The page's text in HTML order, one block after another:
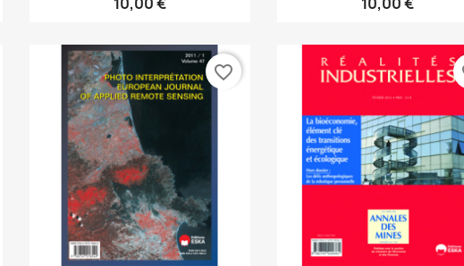
favorite_border